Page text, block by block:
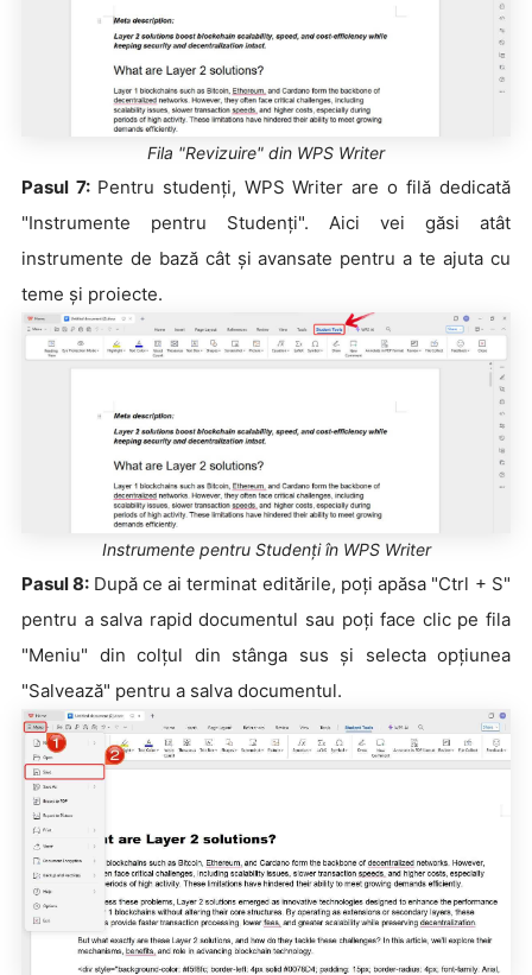
Fila "Revizuire" din WPS Writer
Pasul 7: Pentru studenți, WPS Writer are o filă dedicată
"Instrumente pentru Studenți". Aici vei găsi atât
instrumente de bază cât și avansate pentru a te ajuta cu
teme și proiecte.
Instrumente pentru Studenți în WPS Writer
Pasul 8: După ce ai terminat editările, poți apăsa "Ctrl + S"
pentru a salva rapid documentul sau poți face clic pe fila
"Meniu" din colțul din stânga sus și selecta opțiunea
"Salvează" pentru a salva documentul.